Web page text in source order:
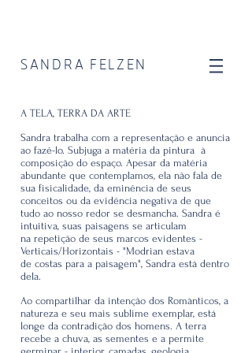
SANDRA FELZEN
A TELA, TERRA DA ARTE
Sandra trabalha com a representação e anuncia
ao fazê-lo. Subjuga a matéria da pintura à
composição do espaço. Apesar da matéria
abundante que contemplamos, ela não fala de
sua fisicalidade, da eminência de seus
conceitos ou da evidência negativa de que
tudo ao nosso redor se desmancha. Sandra é
intuitiva, suas paisagens se articulam
na repetição de seus marcos evidentes -
Verticais/Horizontais - "Modrian estava
de costas para a paisagem", Sandra está dentro
dela.
Ao compartilhar da intenção dos Românticos, a
natureza e seu mais sublime exemplar, está
longe da contradição dos homens. A terra
recebe a chuva, as sementes e a permite